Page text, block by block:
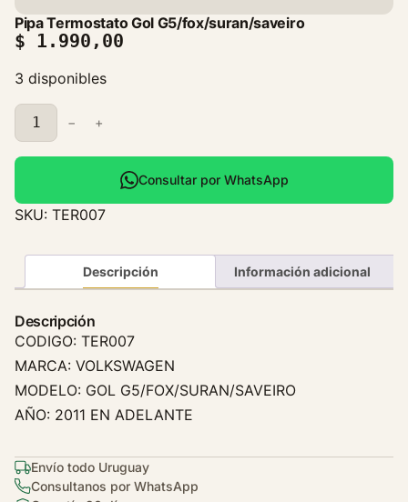
Pipa Termostato Gol G5/fox/suran/saveiro
$ 1.990,00
3 disponibles
P
i
p
T
e
o
t
a
t
o
G
l
G
− +
Consultar por WhatsApp
SKU: TER007
Descripción Información adicional
Descripción
CODIGO: TER007
MARCA: VOLKSWAGEN
MODELO: GOL G5/FOX/SURAN/SAVEIRO
AÑO: 2011 EN ADELANTE
Envío todo Uruguay
Consultanos por WhatsApp